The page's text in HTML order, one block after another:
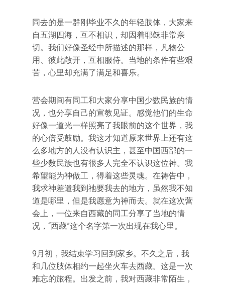
同去的是一群刚毕业不久的年轻肢体，大家来
自五湖四海，互不相识，却因着耶稣非常亲
切。我们好像圣经中所描述的那样，凡物公
用、彼此敞开，互相服侍。当地的条件有些艰
苦，心里却充满了满足和喜乐。
营会期间有同工和大家分享中国少数民族的情
况，也分享自己的宣教见证。感觉他们的生命
好像一道光一样照亮了我眼前的这个世界，我
的心倍受鼓励。我这才知道原来世界上还有这
么多地方的人没有认识主，甚至中国西部的一
些少数民族也有很多人完全不认识这位神。我
希望能为神做工，得着这些灵魂。在祷告中，
我求神差遣我到祂要我去的地方，虽然我不知
道是哪里，但是我愿意为神而去。就在这次营
会上，一位来自西藏的同工分享了当地的情
况，“西藏”这个名字第一次出现在我心里。
9月初，我结束学习回到家乡。不久之后，我
和几位肢体相约一起坐火车去西藏。这是一次
难忘的旅程。出发之前，我对西藏非常陌生，